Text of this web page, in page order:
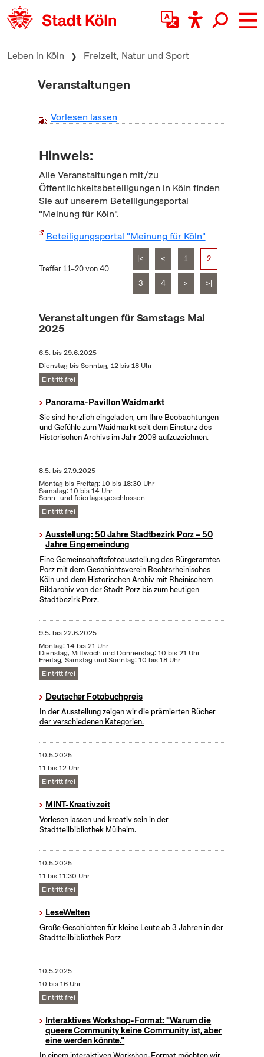
zum Inhalt springen
Leben in Köln Freizeit, Natur und Sport
Veranstaltungen
Vorlesen lassen
Hinweis:
Alle Veranstaltungen mit/zu
Öffentlichkeitsbeteiligungen in Köln finden
Sie auf unserem Beteiligungsportal
"Meinung für Köln".
Beteiligungsportal "Meinung für Köln"
Treffer 11–20 von 40
|< < 1 2
3 4 > >|
Veranstaltungen für Samstags Mai
2025
6.5. bis29.6.2025
Dienstag bis Sonntag, 12 bis 18 Uhr
Eintritt frei
Panorama-Pavillon Waidmarkt
Sie sind herzlich eingeladen, um Ihre Beobachtungen
und Gefühle zum Waidmarkt seit dem Einsturz des
Historischen Archivs im Jahr 2009 aufzuzeichnen.
8.5. bis27.9.2025
Montag bis Freitag: 10 bis 18:30 Uhr
Samstag: 10 bis 14 Uhr
Sonn- und feiertags geschlossen
Eintritt frei
Ausstellung: 50 Jahre Stadtbezirk Porz – 50
Jahre Eingemeindung
Eine Gemeinschaftsfotoausstellung des Bürgeramtes
Porz mit dem Geschichtsverein Rechtsrheinisches
Köln und dem Historischen Archiv mit Rheinischem
Bildarchiv von der Stadt Porz bis zum heutigen
Stadtbezirk Porz.
9.5. bis22.6.2025
Montag: 14 bis 21 Uhr
Dienstag, Mittwoch und Donnerstag: 10 bis 21 Uhr
Freitag, Samstag und Sonntag: 10 bis 18 Uhr
Eintritt frei
Deutscher Fotobuchpreis
In der Ausstellung zeigen wir die prämierten Bücher
der verschiedenen Kategorien.
10.5.2025
11 bis 12 Uhr
Eintritt frei
MINT-Kreativzeit
Vorlesen lassen und kreativ sein in der
Stadtteilbibliothek Mülheim.
10.5.2025
11 bis 11:30 Uhr
Eintritt frei
LeseWelten
Große Geschichten für kleine Leute ab 3 Jahren in der
Stadtteilbibliothek Porz
10.5.2025
10 bis 16 Uhr
Eintritt frei
Interaktives Workshop-Format: "Warum die
queere Community keine Community ist, aber
eine werden könnte."